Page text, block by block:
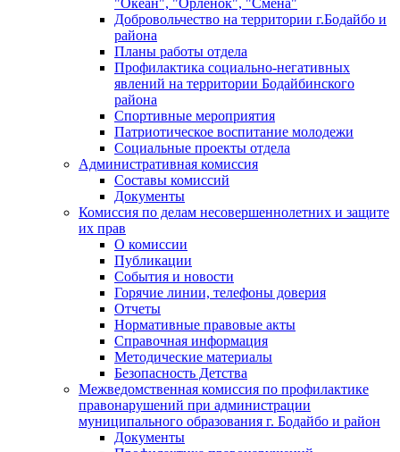
"Океан", "Орленок", "Смена"
Добровольчество на территории г.Бодайбо и
района
Планы работы отдела
Профилактика социально-негативных
явлений на территории Бодайбинского
района
Спортивные мероприятия
Патриотическое воспитание молодежи
Социальные проекты отдела
Административная комиссия
Составы комиссий
Документы
Комиссия по делам несовершеннолетних и защите
их прав
О комиссии
Публикации
События и новости
Горячие линии, телефоны доверия
Отчеты
Нормативные правовые акты
Справочная информация
Методические материалы
Безопасность Детства
Межведомственная комиссия по профилактике
правонарушений при администрации
муниципального образования г. Бодайбо и район
Документы